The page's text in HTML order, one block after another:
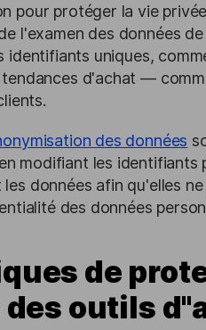
pour protéger la vie
l'examen des données
identifiants uniques,
tendances d'achat —
des données
modifiant les identifiants
données afin qu'elles
des données
de
des outils